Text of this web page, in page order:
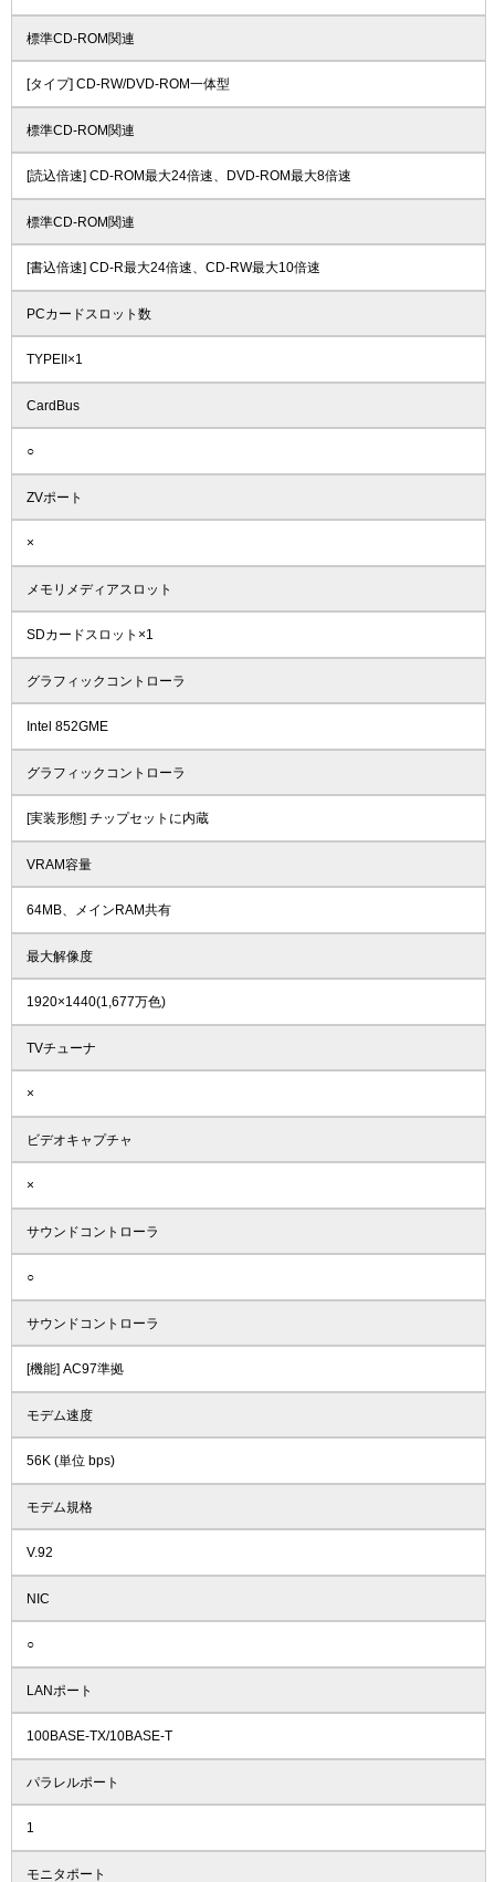
標準CD-ROM関連
[タイプ] CD-RW/DVD-ROM一体型
標準CD-ROM関連
[読込倍速] CD-ROM最大24倍速、DVD-ROM最大8倍速
標準CD-ROM関連
[書込倍速] CD-R最大24倍速、CD-RW最大10倍速
PCカードスロット数
TYPEII×1
CardBus
○
ZVポート
×
メモリメディアスロット
SDカードスロット×1
グラフィックコントローラ
Intel 852GME
グラフィックコントローラ
[実装形態] チップセットに内蔵
VRAM容量
64MB、メインRAM共有
最大解像度
1920×1440(1,677万色)
TVチューナ
×
ビデオキャプチャ
×
サウンドコントローラ
○
サウンドコントローラ
[機能] AC97準拠
モデム速度
56K (単位 bps)
モデム規格
V.92
NIC
○
LANポート
100BASE-TX/10BASE-T
パラレルポート
1
モニタポート